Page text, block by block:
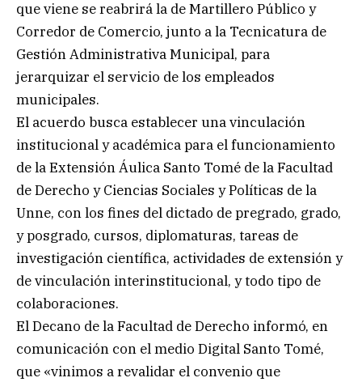
que viene se reabrirá la de Martillero Público y
Corredor de Comercio, junto a la Tecnicatura de
Gestión Administrativa Municipal, para
jerarquizar el servicio de los empleados
municipales.
El acuerdo busca establecer una vinculación
institucional y académica para el funcionamiento
de la Extensión Áulica Santo Tomé de la Facultad
de Derecho y Ciencias Sociales y Políticas de la
Unne, con los fines del dictado de pregrado, grado,
y posgrado, cursos, diplomaturas, tareas de
investigación científica, actividades de extensión y
de vinculación interinstitucional, y todo tipo de
colaboraciones.
El Decano de la Facultad de Derecho informó, en
comunicación con el medio Digital Santo Tomé,
que «vinimos a revalidar el convenio que